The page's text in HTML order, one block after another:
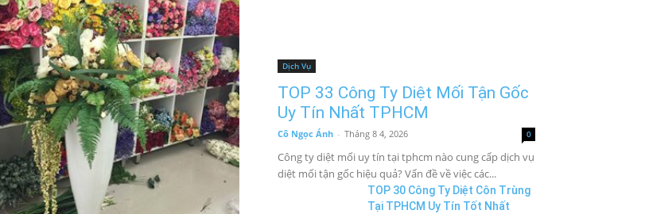
Dịch Vụ
TOP 33 Công Ty Diệt Mối Tận Gốc
Uy Tín Nhất TPHCM
Cô Ngọc Ánh - Tháng 8 4, 2026 0
Công ty diệt mối uy tín tại tphcm nào cung cấp dịch vụ
diệt mối tận gốc hiệu quả? Vấn đề về việc các...
TOP 30 Công Ty Diệt Côn Trùng
Tại TPHCM Uy Tín Tốt Nhất